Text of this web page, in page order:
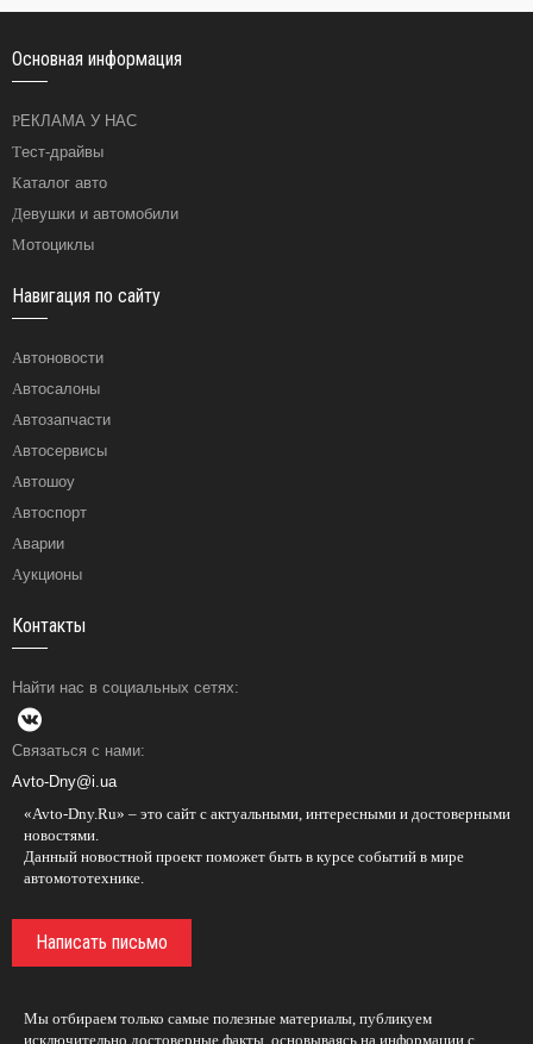
Основная информация
РЕКЛАМА У НАС
Тест-драйвы
Каталог авто
Девушки и автомобили
Мотоциклы
Навигация по сайту
Автоновости
Автосалоны
Автозапчасти
Автосервисы
Автошоу
Автоспорт
Аварии
Аукционы
Контакты
Найти нас в социальных сетях:
Связаться с нами:
Avto-Dny@i.ua
«Avto-Dny.Ru» – это сайт с актуальными, интересными и достоверными
новостями.
Данный новостной проект поможет быть в курсе событий в мире
автомототехнике.
Написать письмо
Мы отбираем только самые полезные материалы, публикуем
исключительно достоверные факты, основываясь на информации с